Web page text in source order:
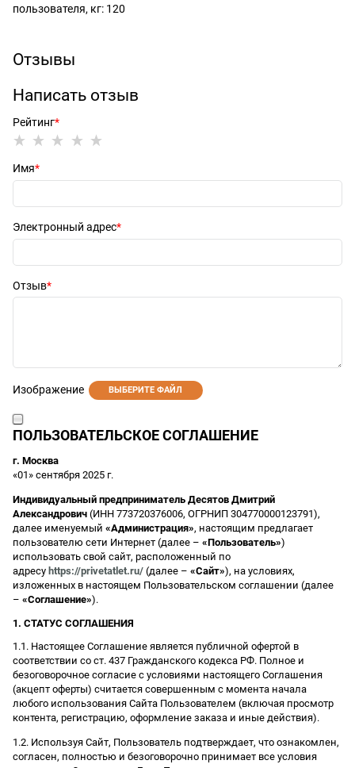
пользователя, кг: 120
Отзывы
Написать отзыв
Рейтинг
Имя
Электронный адрес
Отзыв
Изображение ВЫБЕРИТЕ ФАЙЛ
ПОЛЬЗОВАТЕЛЬСКОЕ СОГЛАШЕНИЕ
г. Москва
«01» сентября 2025 г.
Индивидуальный предприниматель Десятов Дмитрий
Александрович (ИНН 773720376006, ОГРНИП 304770000123791),
далее именуемый «Администрация», настоящим предлагает
пользователю сети Интернет (далее – «Пользователь»)
использовать свой сайт, расположенный по
адресу https://privetatlet.ru/ (далее – «Сайт»), на условиях,
изложенных в настоящем Пользовательском соглашении (далее
– «Соглашение»).
1. СТАТУС СОГЛАШЕНИЯ
1.1. Настоящее Соглашение является публичной офертой в
соответствии со ст. 437 Гражданского кодекса РФ. Полное и
безоговорочное согласие с условиями настоящего Соглашения
(акцепт оферты) считается совершенным с момента начала
любого использования Сайта Пользователем (включая просмотр
контента, регистрацию, оформление заказа и иные действия).
1.2. Используя Сайт, Пользователь подтверждает, что ознакомлен,
согласен, полностью и безоговорочно принимает все условия